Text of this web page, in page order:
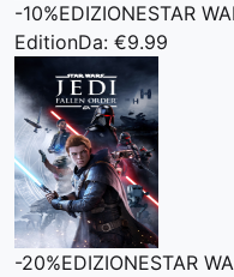
-10%EDIZIONESTAR
EditionDa: €9.99
-20%EDIZIONESTAR